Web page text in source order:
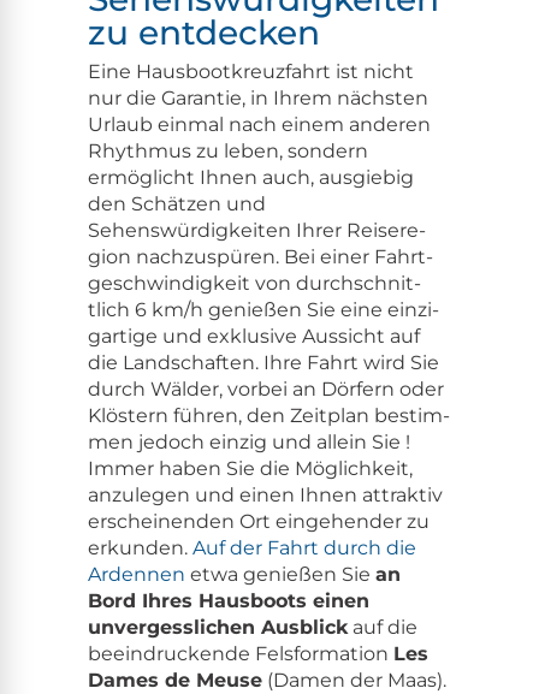
zu entdecken
Eine Haus­bootkreuz­fahrt ist nicht
nur die Garantie, in Ihrem näch­sten
Urlaub ein­mal nach einem anderen
Rhyth­mus zu leben, son­dern
ermöglicht Ihnen auch, aus­giebig
den Schätzen und
Sehenswürdigkeit­en Ihrer Reis­ere­
gion nachzus­püren. Bei ein­er Fahrt­
geschwindigkeit von durch­schnit­
tlich 6 km/​h genießen Sie eine einzi­
gar­tige und exk­lu­sive Aus­sicht auf
die Land­schaften. Ihre Fahrt wird Sie
durch Wälder, vor­bei an Dör­fern oder
Klöstern führen, den Zeit­plan bes­tim­
men jedoch einzig und allein Sie !
Immer haben Sie die Möglichkeit,
anzule­gen und einen Ihnen attrak­tiv
erscheinen­den Ort einge­hen­der zu
erkun­den.Auf der Fahrt durch die
Arden­nen etwa genießen Siean
Bord Ihres Haus­boots einen
unvergesslichen Aus­blickauf die
beein­druck­ende Fels­for­ma­tion Les
Dames de Meuse (Damen der Maas).